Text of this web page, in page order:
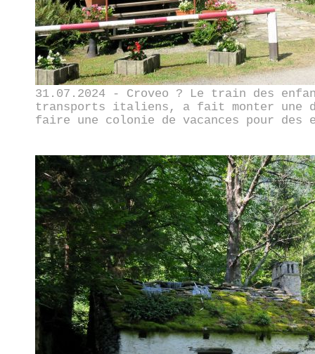
31.07.2024 - Croveo ? Le train des
transports italiens, a fait monter une
faire une colonie de vacances pour des